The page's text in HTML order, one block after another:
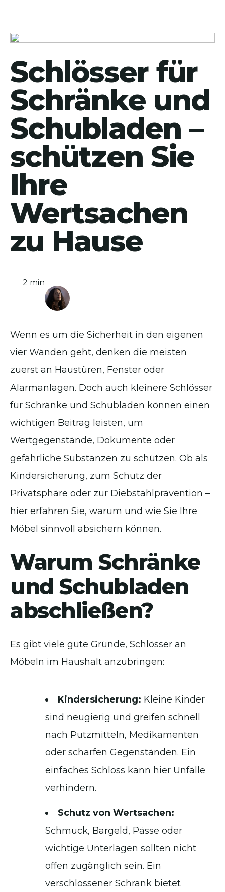
Schlösser für
Schränke und
Schubladen –
schützen Sie
Ihre
Wertsachen
zu Hause
2 min
Wenn es um die Sicherheit in den eigenen
vier Wänden geht, denken die meisten
zuerst an Haustüren, Fenster oder
Alarmanlagen. Doch auch kleinere Schlösser
für Schränke und Schubladen können einen
wichtigen Beitrag leisten, um
Wertgegenstände, Dokumente oder
gefährliche Substanzen zu schützen. Ob als
Kindersicherung, zum Schutz der
Privatsphäre oder zur Diebstahlprävention –
hier erfahren Sie, warum und wie Sie Ihre
Möbel sinnvoll absichern können.
Warum Schränke
und Schubladen
abschließen?
Es gibt viele gute Gründe, Schlösser an
Möbeln im Haushalt anzubringen:
Kindersicherung: Kleine Kinder
sind neugierig und greifen schnell
nach Putzmitteln, Medikamenten
oder scharfen Gegenständen. Ein
einfaches Schloss kann hier Unfälle
verhindern.
Schutz von Wertsachen:
Schmuck, Bargeld, Pässe oder
wichtige Unterlagen sollten nicht
offen zugänglich sein. Ein
verschlossener Schrank bietet